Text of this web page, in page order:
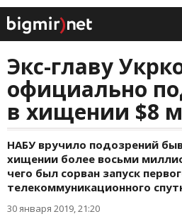
Экс-главу
официально
в хищении $8
НАБУ вручило подозрений
хищении более восьми
чего был сорван запуск
телекоммуникационного
30 января 2019, 21:20